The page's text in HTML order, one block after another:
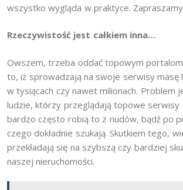
wszystko wygląda w praktyce.
Rzeczywistość jest całkiem inna…
Owszem, trzeba oddać topowym
to, iż sprowadzają na swoje serwisy masę
w tysiącach czy nawet milionach. Problem
ludzie, którzy przeglądają topowe serwisy
bardzo często robią to z nudów, bądź po
czego dokładnie szukają. Skutkiem tego,
przekładają się na szybszą czy bardziej
naszej nieruchomości.